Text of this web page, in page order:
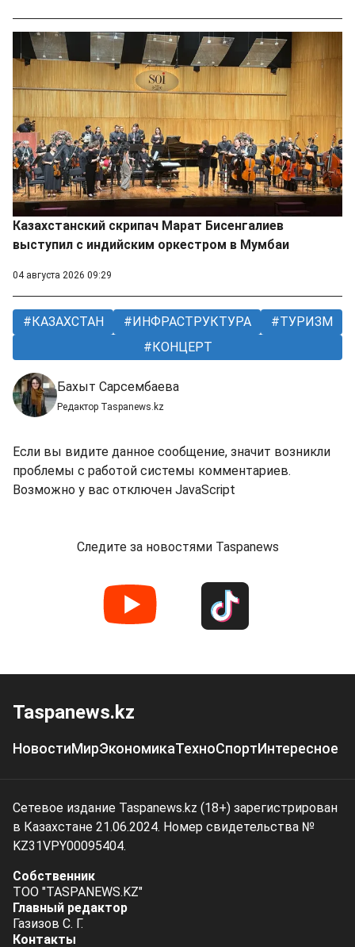
Казахстанский скрипач Марат Бисенгалиев
выступил с индийским оркестром в Мумбаи
04 августа 2026 09:29
КАЗАХСТАН ИНФРАСТРУКТУРА
ТУРИЗМ
КОНЦЕРТ
Бахыт Сарсембаева
Редактор Taspanews.kz
Если вы видите данное сообщение, значит возникли
проблемы с работой системы комментариев.
Возможно у вас отключен JavaScript
Следите за новостями Taspanews
Taspanews.kz
НовостиМирЭкономикаТехноСпортИнтересное
Сетевое издание Taspanews.kz (18+) зарегистрирован
в Казахстане 21.06.2024. Номер свидетельства №
KZ31VPY00095404.
Собственник
ТОО "TASPANEWS.KZ"
Главный редактор
Газизов С. Г.
Контакты